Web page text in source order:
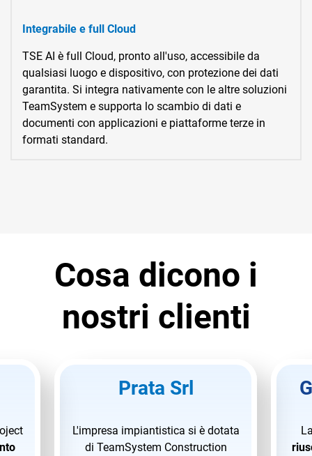
Integrabile e full Cloud
TSE AI è full Cloud, pronto all'uso, accessibile da
qualsiasi luogo e dispositivo, con protezione dei dati
garantita. Si integra nativamente con le altre soluzioni
TeamSystem e supporta lo scambio di dati e
documenti con applicazioni e piattaforme terze in
formati standard.
Cosa dicono i
nostri clienti
Prata Srl
L'impresa impiantistica si è dotata
di TeamSystem Construction